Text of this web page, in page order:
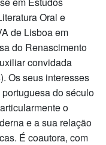
Oral e
de Lisboa em
do Renascimento
convidada
Os seus interesses
do século
o
e a sua relação
É coautora, com